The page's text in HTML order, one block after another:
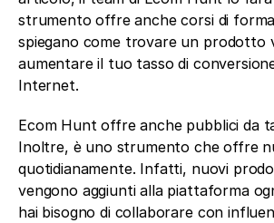
strumento offre anche corsi di
spiegano come trovare un prodotto
aumentare il tuo tasso di
Internet.
Ecom Hunt offre anche pubblici da
Inoltre, è uno strumento che offre
quotidianamente. Infatti, nuovi
vengono aggiunti alla piattaforma
hai bisogno di collaborare con